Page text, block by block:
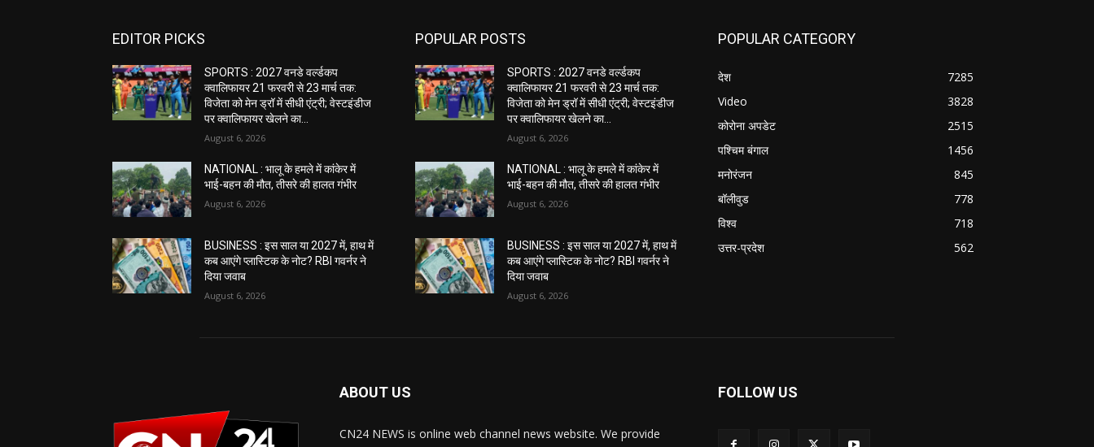
EDITOR PICKS
SPORTS : 2027 वनडे वर्ल्डकप
क्वालिफायर 21 फरवरी से 23 मार्च तक:
विजेता को मेन ड्रॉ में सीधी एंट्री; वेस्टइंडीज
पर क्वालिफायर खेलने का...
August 6, 2026
NATIONAL : भालू के हमले में कांकेर में
भाई-बहन की मौत, तीसरे की हालत गंभीर
August 6, 2026
BUSINESS : इस साल या 2027 में, हाथ में
कब आएंगे प्लास्टिक के नोट? RBI गवर्नर ने
दिया जवाब
August 6, 2026
POPULAR POSTS
SPORTS : 2027 वनडे वर्ल्डकप
क्वालिफायर 21 फरवरी से 23 मार्च तक:
विजेता को मेन ड्रॉ में सीधी एंट्री; वेस्टइंडीज
पर क्वालिफायर खेलने का...
August 6, 2026
NATIONAL : भालू के हमले में कांकेर में
भाई-बहन की मौत, तीसरे की हालत गंभीर
August 6, 2026
BUSINESS : इस साल या 2027 में, हाथ में
कब आएंगे प्लास्टिक के नोट? RBI गवर्नर ने
दिया जवाब
August 6, 2026
POPULAR CATEGORY
देश
7285
Video
3828
कोरोना अपडेट
2515
पश्चिम बंगाल
1456
मनोरंजन
845
बॉलीवुड
778
विश्व
718
उत्तर-प्रदेश
562
ABOUT US
CN24 NEWS is online web channel news website. We provide
FOLLOW US